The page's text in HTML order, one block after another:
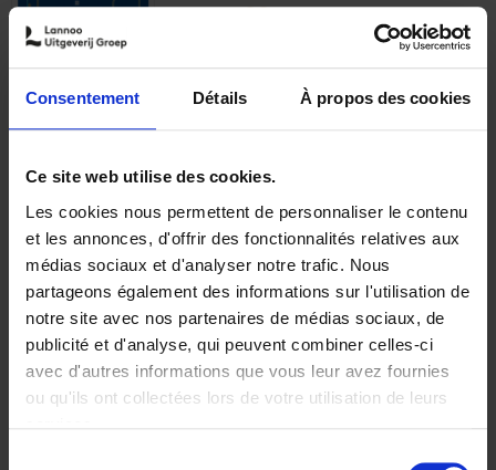
Consentement Détails À propos des cookies
Ce site web utilise des cookies.
Les cookies nous permettent de personnaliser le contenu
et les annonces, d'offrir des fonctionnalités relatives aux
médias sociaux et d'analyser notre trafic. Nous
partageons également des informations sur l'utilisation de
notre site avec nos partenaires de médias sociaux, de
publicité et d'analyse, qui peuvent combiner celles-ci
avec d'autres informations que vous leur avez fournies
ou qu'ils ont collectées lors de votre utilisation de leurs
€29,99
Optichannel Retail. Beyond
the Digital Hysteria
Gino Van Ossel
Autre finition
2019 350
€29,99